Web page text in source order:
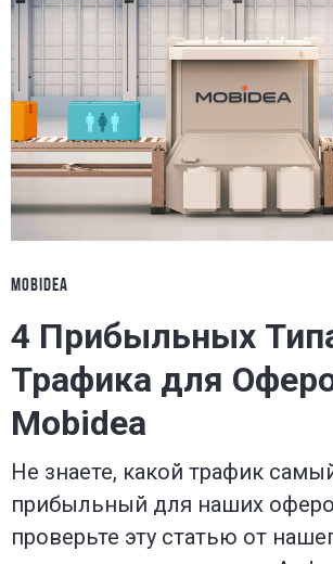
MOBIDEA
4 Прибыльных
Трафика для
Mobidea
Не знаете, какой трафик
прибыльный для наших
проверьте эту статью от